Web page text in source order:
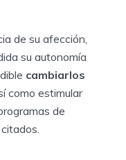
de su afección,
su autonomía
cambiarlos
como estimular
de